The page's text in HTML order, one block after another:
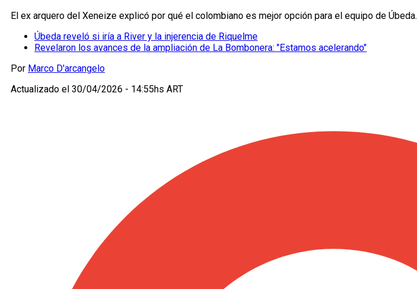
El ex arquero del Xeneize explicó por qué el colombiano es mejor opción para el equipo de Úbeda.
Úbeda reveló si iría a River y la injerencia de Riquelme
Revelaron los avances de la ampliación de La Bombonera: "Estamos acelerando"
Por Marco D'arcangelo
Actualizado el 30/04/2026 - 14:55hs ART